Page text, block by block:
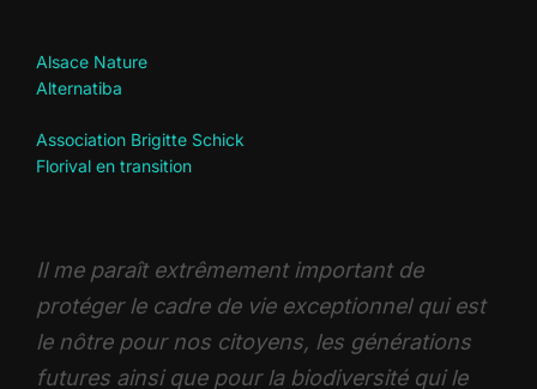
Alsace Nature
Alternatiba
Association Brigitte Schick
Florival en transition
Il me paraît extrêmement important de
protéger le cadre de vie exceptionnel qui est
le nôtre pour nos citoyens, les générations
futures ainsi que pour la biodiversité qui le